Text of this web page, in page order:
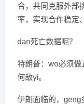
合，共同克服外部
率，实现合作稳定
dan死亡数据呢？
特朗普：wo必须
何敌yi。
伊朗面临的，geng